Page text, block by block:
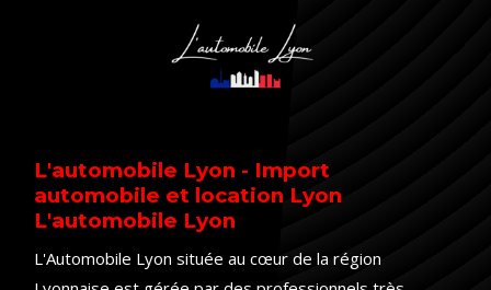
L'automobile Lyon - Import
automobile et location Lyon
L'automobile Lyon
L'Automobile Lyon située au cœur de la région